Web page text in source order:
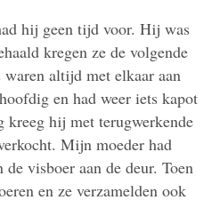
hij geen tijd voor. Hij was
kregen ze de volgende
altijd met elkaar aan
en had weer iets kapot
kreeg hij met terugwerkende
Mijn moeder had
visboer aan de deur. Toen
en ze verzamelden ook